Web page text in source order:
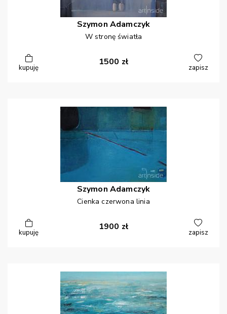
Szymon Adamczyk
W stronę światła
kupuję
1500 zł
zapisz
Szymon Adamczyk
Cienka czerwona linia
kupuję
1900 zł
zapisz